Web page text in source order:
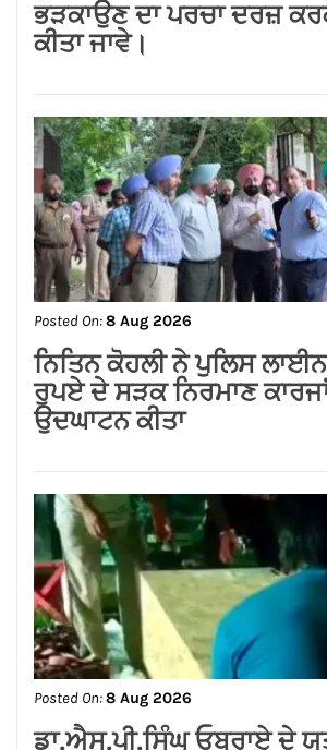
Posted On:8 Aug 2026
जालंधर कैंट के लोगों की लंबे
समस्याओं का समाधान करवाने
पर करूंगा प्रयास — अमित तनेजा
Posted On:8 Aug 2026
ਗੁਰਸਿਮਰਨ ਮੰਡ ਤੇ ਸਿੱਖਾਂ ਦੀਆਂ
ਭੜਕਾਉਣ ਦਾ ਪਰਚਾ ਦਰਜ਼
ਕੀਤਾ ਜਾਵੇ।